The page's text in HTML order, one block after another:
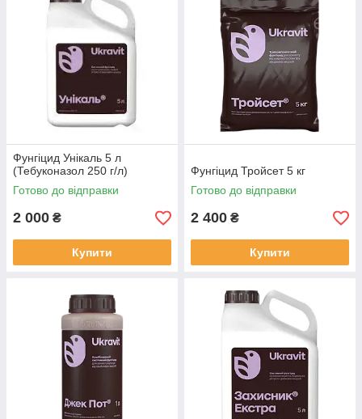
Фунгіцид Унікаль 5 л
(Тебуконазол 250 г/л)
Готово до відправки
2 000 ₴
Купити
Фунгіцид Тройсет 5 кг
Готово до відправки
2 400 ₴
Купити